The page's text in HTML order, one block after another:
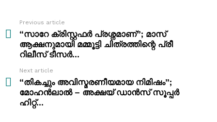
more
Previous article
“സാറേ ക്രിസ്റ്റഫർ പ്രശ്നമാണ്”; മാസ്
ആക്ഷനുമായി മമ്മൂട്ടി ചിത്രത്തിന്റെ പ്രീ
റിലീസ് ടീസർ…
Next article
“തികച്ചും അവിസ്മരണീയമായ നിമിഷം”;
മോഹൻലാൽ – അക്ഷയ് ഡാൻസ് സൂപ്പർ
ഹിറ്റ്…